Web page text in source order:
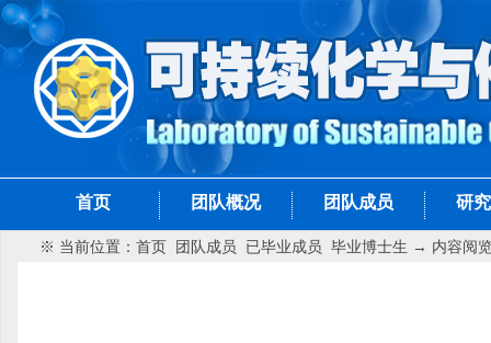
首页 团队概况 团队成员 研
※ 当前位置： 首页 团队成员 已毕业成员 毕业博士生 → 内容阅